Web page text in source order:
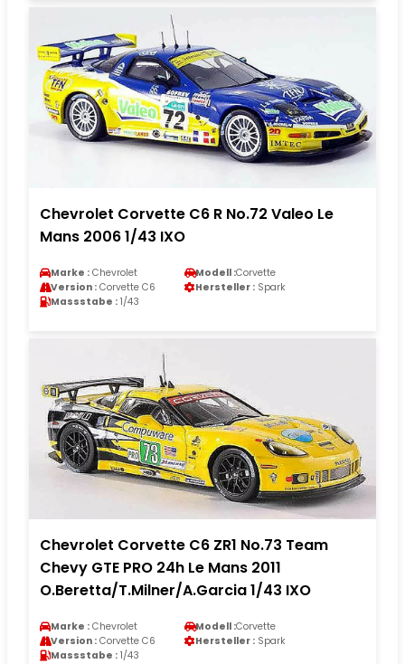
Chevrolet Corvette C6 R No.72 Valeo Le
Mans 2006 1/43 IXO
Marke : Chevrolet Modell :Corvette
Version : Corvette C6 Hersteller : Spark
Massstabe : 1/43
Chevrolet Corvette C6 ZR1 No.73 Team
Chevy GTE PRO 24h Le Mans 2011
O.Beretta/T.Milner/A.Garcia 1/43 IXO
Marke : Chevrolet Modell :Corvette
Version : Corvette C6 Hersteller : Spark
Massstabe : 1/43